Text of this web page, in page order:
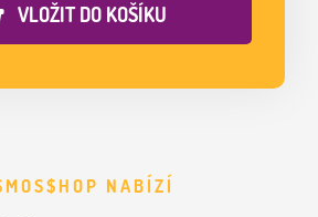
VLOŽIT DO KOŠÍKU
NABÍZÍ